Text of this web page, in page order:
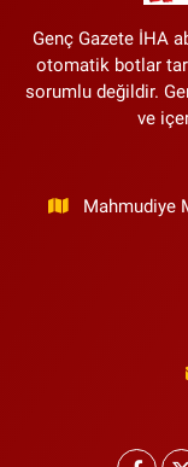
Genç Gazete İHA
otomatik botlar
sorumlu değildir.
ve
Mahmudiye